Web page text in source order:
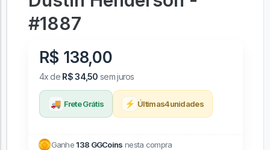
#1887
R$ 138,00
4x de R$ 34,50 sem juros
🚚 Frete Grátis ⚡ Últimas4unidades
Ganhe138 GGCoins nesta compra